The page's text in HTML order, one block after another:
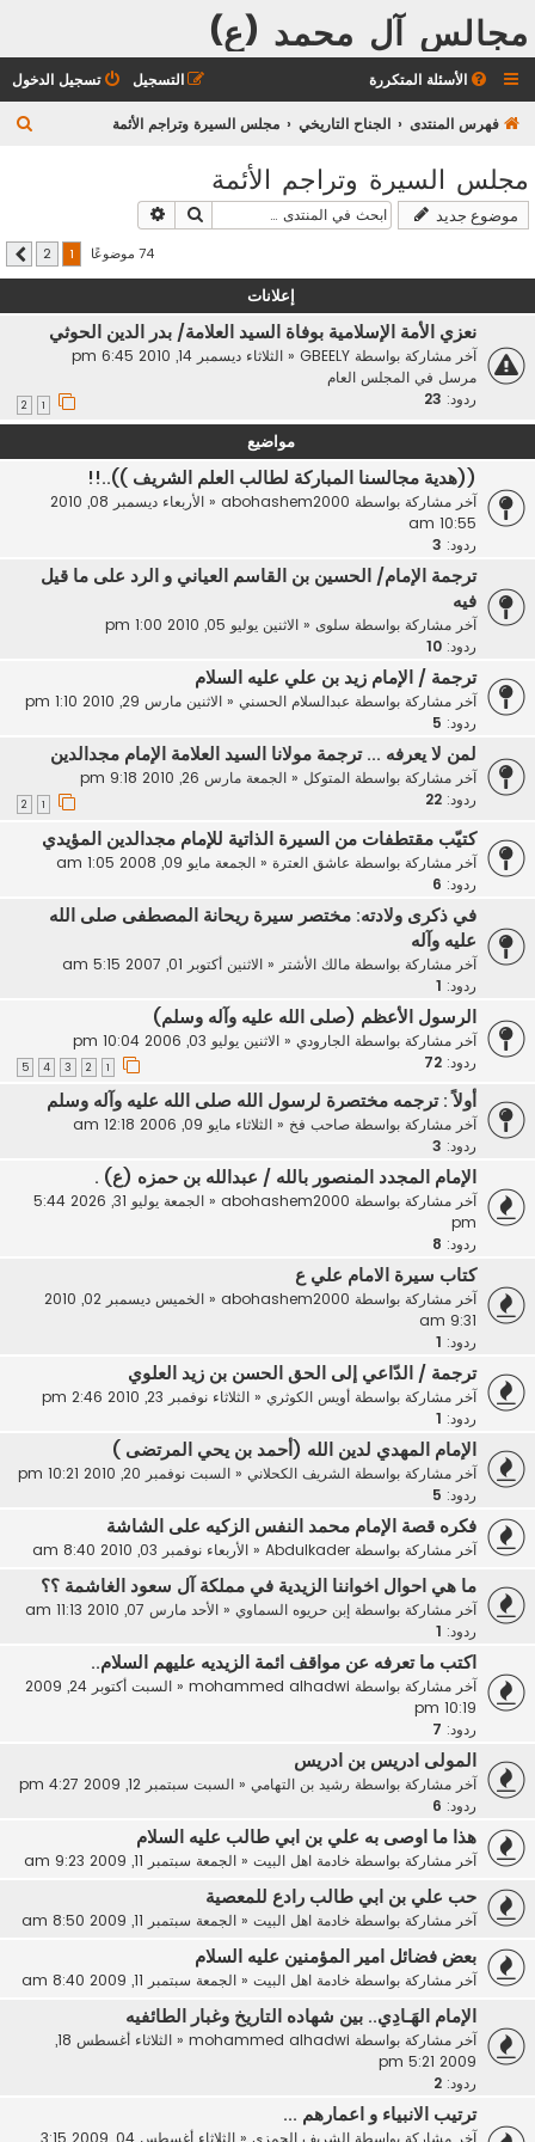
مجالس آل محمد (ع)
الأسئلة المتكررة تسجيل الدخول التسجيل
فهرس المنتدى الجناح التاريخي مجلس السيرة وتراجم الأئمة
ب
مجلس السيرة وتراجم الأئمة
موضوع جديد بحث
74 موضوعًا 2 التالي
إعلانات
نعزي الأمة الإسلامية بوفاة السيد العلامة/ بدر الدين الحوثي
آخر مشاركة بواسطة GBEELY
« الثلاثاء ديسمبر 14, 2010 6:45 pm
مرسل في المجلس العام
ردود: 23
مواضيع
((هدية مجالسنا المباركة لطالب العلم الشريف ))..!!
آخر مشاركة بواسطة abohashem2000
«
الأربعاء ديسمبر 08, 2010
10:55 am
ردود: 3
ترجمة الإمام/ الحسين بن القاسم العياني و الرد على ما قيل
فيه
آخر مشاركة بواسطة سلوى« الاثنين يوليو 05, 2010 1:00 pm
ردود: 10
ترجمة / الإمام زيد بن علي عليه السلام
آخر مشاركة بواسطة عبدالسلام الحسني « الاثنين مارس 29, 2010 1:10 pm
ردود: 5
لمن لا يعرفه ... ترجمة مولانا السيد العلامة الإمام مجدالدين
آخر مشاركة بواسطة المتوكل « الجمعة مارس 26, 2010 9:18 pm
ردود: 22
كتيّب مقتطفات من السيرة الذاتية للإمام مجدالدين المؤيدي
آخر مشاركة بواسطة عاشق العترة« الجمعة مايو 09, 2008 1:05 am
ردود: 6
في ذكرى ولادته: مختصر سيرة ريحانة المصطفى صلى الله
عليه وآله
آخر مشاركة بواسطة مالك الأشتر« الاثنين أكتوبر 01, 2007 5:15 am
ردود:
الرسول الأعظم (صلى الله عليه وآله وسلم)
آخر مشاركة بواسطة الجارودي« الاثنين يوليو 03, 2006 10:04 pm
ردود: 72
3
4
5
أولاً : ترجمه مختصرة لرسول الله صلى الله عليه وآله وسلم
آخر مشاركة بواسطة صاحب فخ« الثلاثاء مايو 09, 2006 12:18 am
ردود: 3
الإمام المجدد المنصور بالله / عبدالله بن حمزه (ع) .
آخر مشاركة بواسطة abohashem2000
«
الجمعة يوليو 31, 2026 5:44
pm
ردود: 8
كتاب سيرة الامام علي ع
آخر مشاركة بواسطة abohashem2000
«
الخميس ديسمبر 02, 2010
9:31 am
ردود:
ترجمة / الدّاعي إلى الحق الحسن بن زيد العلوي
آخر مشاركة بواسطة أويس الكوثري« الثلاثاء نوفمبر 23, 2010 2:46 pm
ردود:
الإمام المهدي لدين الله (أحمد بن يحي المرتضى )
آخر مشاركة بواسطة الشريف الكحلاني« السبت نوفمبر 20, 2010 10:21 pm
ردود: 5
فكره قصة الإمام محمد النفس الزكيه على الشاشة
آخر مشاركة بواسطة Abdulkader
« الأربعاء نوفمبر 03, 2010 8:40 am
ما هي احوال اخواننا الزيدية في مملكة آل سعود الغاشمة ؟؟
آخر مشاركة بواسطة إبن حريوه السماوي« الأحد مارس 07, 2010 11:13 am
ردود:
اكتب ما تعرفه عن مواقف ائمة الزيديه عليهم السلام..
آخر مشاركة بواسطة mohammed alhadwi
«
السبت أكتوبر 24, 2009
10:19 pm
ردود: 7
المولى ادريس بن ادريس
آخر مشاركة بواسطة رشيد بن التهامي« السبت سبتمبر 12, 2009 4:27 pm
ردود: 6
هذا ما اوصى به علي بن ابي طالب عليه السلام
آخر مشاركة بواسطة خادمة اهل البيت« الجمعة سبتمبر 11, 2009 9:23 am
حب علي بن ابي طالب رادع للمعصية
آخر مشاركة بواسطة خادمة اهل البيت« الجمعة سبتمبر 11, 2009 8:50 am
بعض فضائل امير المؤمنين عليه السلام
آخر مشاركة بواسطة خادمة اهل البيت« الجمعة سبتمبر 11, 2009 8:40 am
الإمام الهَـادِي.. بين شهاده التاريخ وغبار الطائفيه
آخر مشاركة بواسطة mohammed alhadwi
«
الثلاثاء أغسطس 18,
2009 5:21 pm
ردود: 2
ترتيب الانبياء و اعمارهم ...